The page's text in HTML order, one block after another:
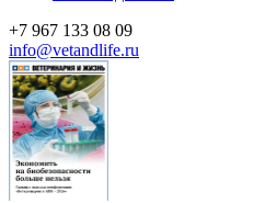
+7 967 133 08 09
info@vetandlife.ru